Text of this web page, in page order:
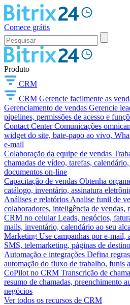
Comece grátis
Produto
CRM
CRM Gerencie facilmente as
Gerenciamento de vendas Gerencie
pipelines, permissões de acesso e
Contact Center Comunicações
widget do site, bate-papo ao vivo,
e-mail
Colaboração da equipe de vendas
chamadas de vídeo, tarefas,
documentos on-line
Capacitação de vendas Obtenha
catálogo, inventário, assinatura
Análises e relatórios Analise funil de
colaboradores, inteligência de vendas,
CRM no celular Leads, negócios,
mails, inventário, calendário ao seu
Marketing Use campanhas por e-mail,
SMS, telemarketing, páginas de destino
Automação e integrações Defina
automação do fluxo de trabalho, funis
CoPilot no CRM Transcrição de
resumo de chamadas, preenchimento
negócios
Ver todos os recursos de CRM